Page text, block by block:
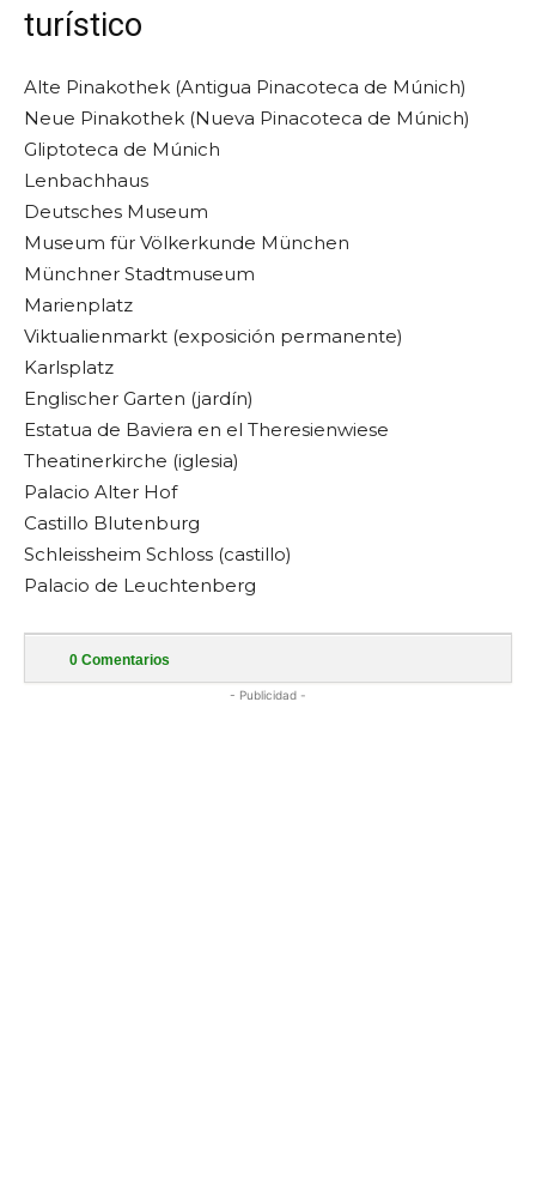
turístico
Alte Pinakothek (Antigua Pinacoteca de Múnich)
Neue Pinakothek (Nueva Pinacoteca de Múnich)
Gliptoteca de Múnich
Lenbachhaus
Deutsches Museum
Museum für Völkerkunde München
Münchner Stadtmuseum
Marienplatz
Viktualienmarkt (exposición permanente)
Karlsplatz
Englischer Garten (jardín)
Estatua de Baviera en el Theresienwiese
Theatinerkirche (iglesia)
Palacio Alter Hof
Castillo Blutenburg
Schleissheim Schloss (castillo)
Palacio de Leuchtenberg
0 Comentarios
- Publicidad -